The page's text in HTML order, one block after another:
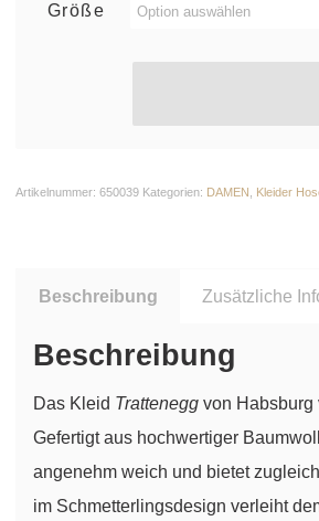
Größe
Artikelnummer:650039 Kategorien: DAMEN Kleider
Beschreibung Zusätzliche
Beschreibung
Das Kleid Trattenegg von Habsburg
Gefertigt aus hochwertiger
angenehm weich und bietet
im Schmetterlingsdesign verleiht